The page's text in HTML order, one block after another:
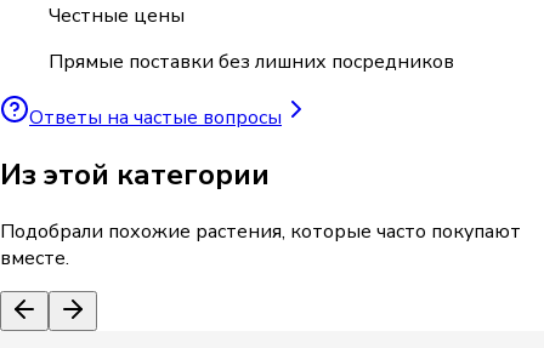
Честные цены
Прямые поставки без лишних посредников
Ответы на частые вопросы
Из этой категории
Подобрали похожие растения, которые часто покупают
вместе.